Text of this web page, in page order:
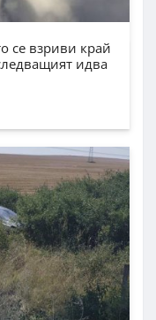
се взриви край
идва